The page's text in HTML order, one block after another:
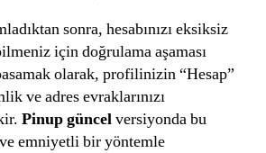
sonra, hesabınızı eksiksiz
için doğrulama aşaması
olarak, profilinizin “Hesap”
ve adres evraklarınızı
Pinup güncelversiyonda bu
ve emniyetli bir yöntemle